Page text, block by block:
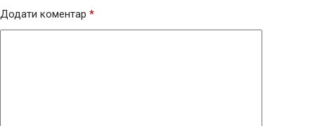
Додати коментар *